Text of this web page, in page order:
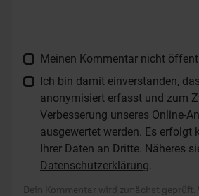
Meinen Kommentar nicht
Ich bin damit einverstanden,
anonymisiert erfasst und zum
Verbesserung unseres Online-
ausgewertet werden. Es erfolgt
Ihrer Daten an Dritte. Näheres
Datenschutzerklärung.
Dein Kommentar wird zunächst geprüft.